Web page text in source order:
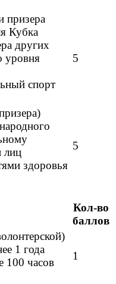
призера
Кубка
других
уровня
спорт
5
лиц
здоровья
5
Кол-во
баллов
1 года
100 часов
1